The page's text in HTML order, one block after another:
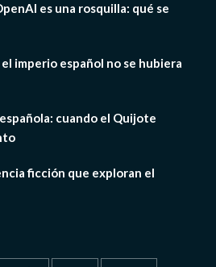
es una rosquilla: qué se
imperio español no se hubiera
cuando el Quijote
ficción que exploran el